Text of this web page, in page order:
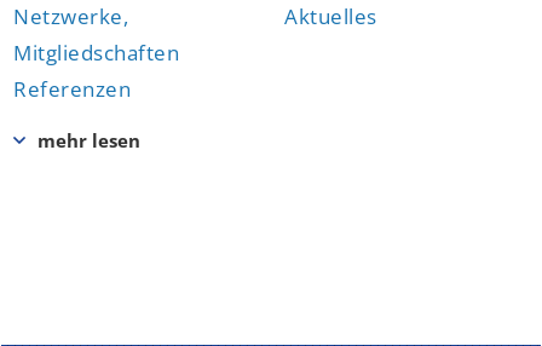
Netzwerke,
Mitgliedschaften
Referenzen
Aktuelles